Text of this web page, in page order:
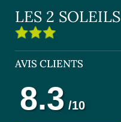
LES 2 SOLEILS
AVIS CLIENTS